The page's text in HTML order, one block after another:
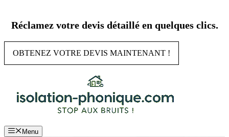
contenu
Réclamez votre devis détaillé en quelques clics.
OBTENEZ VOTRE DEVIS MAINTENANT !
Menu